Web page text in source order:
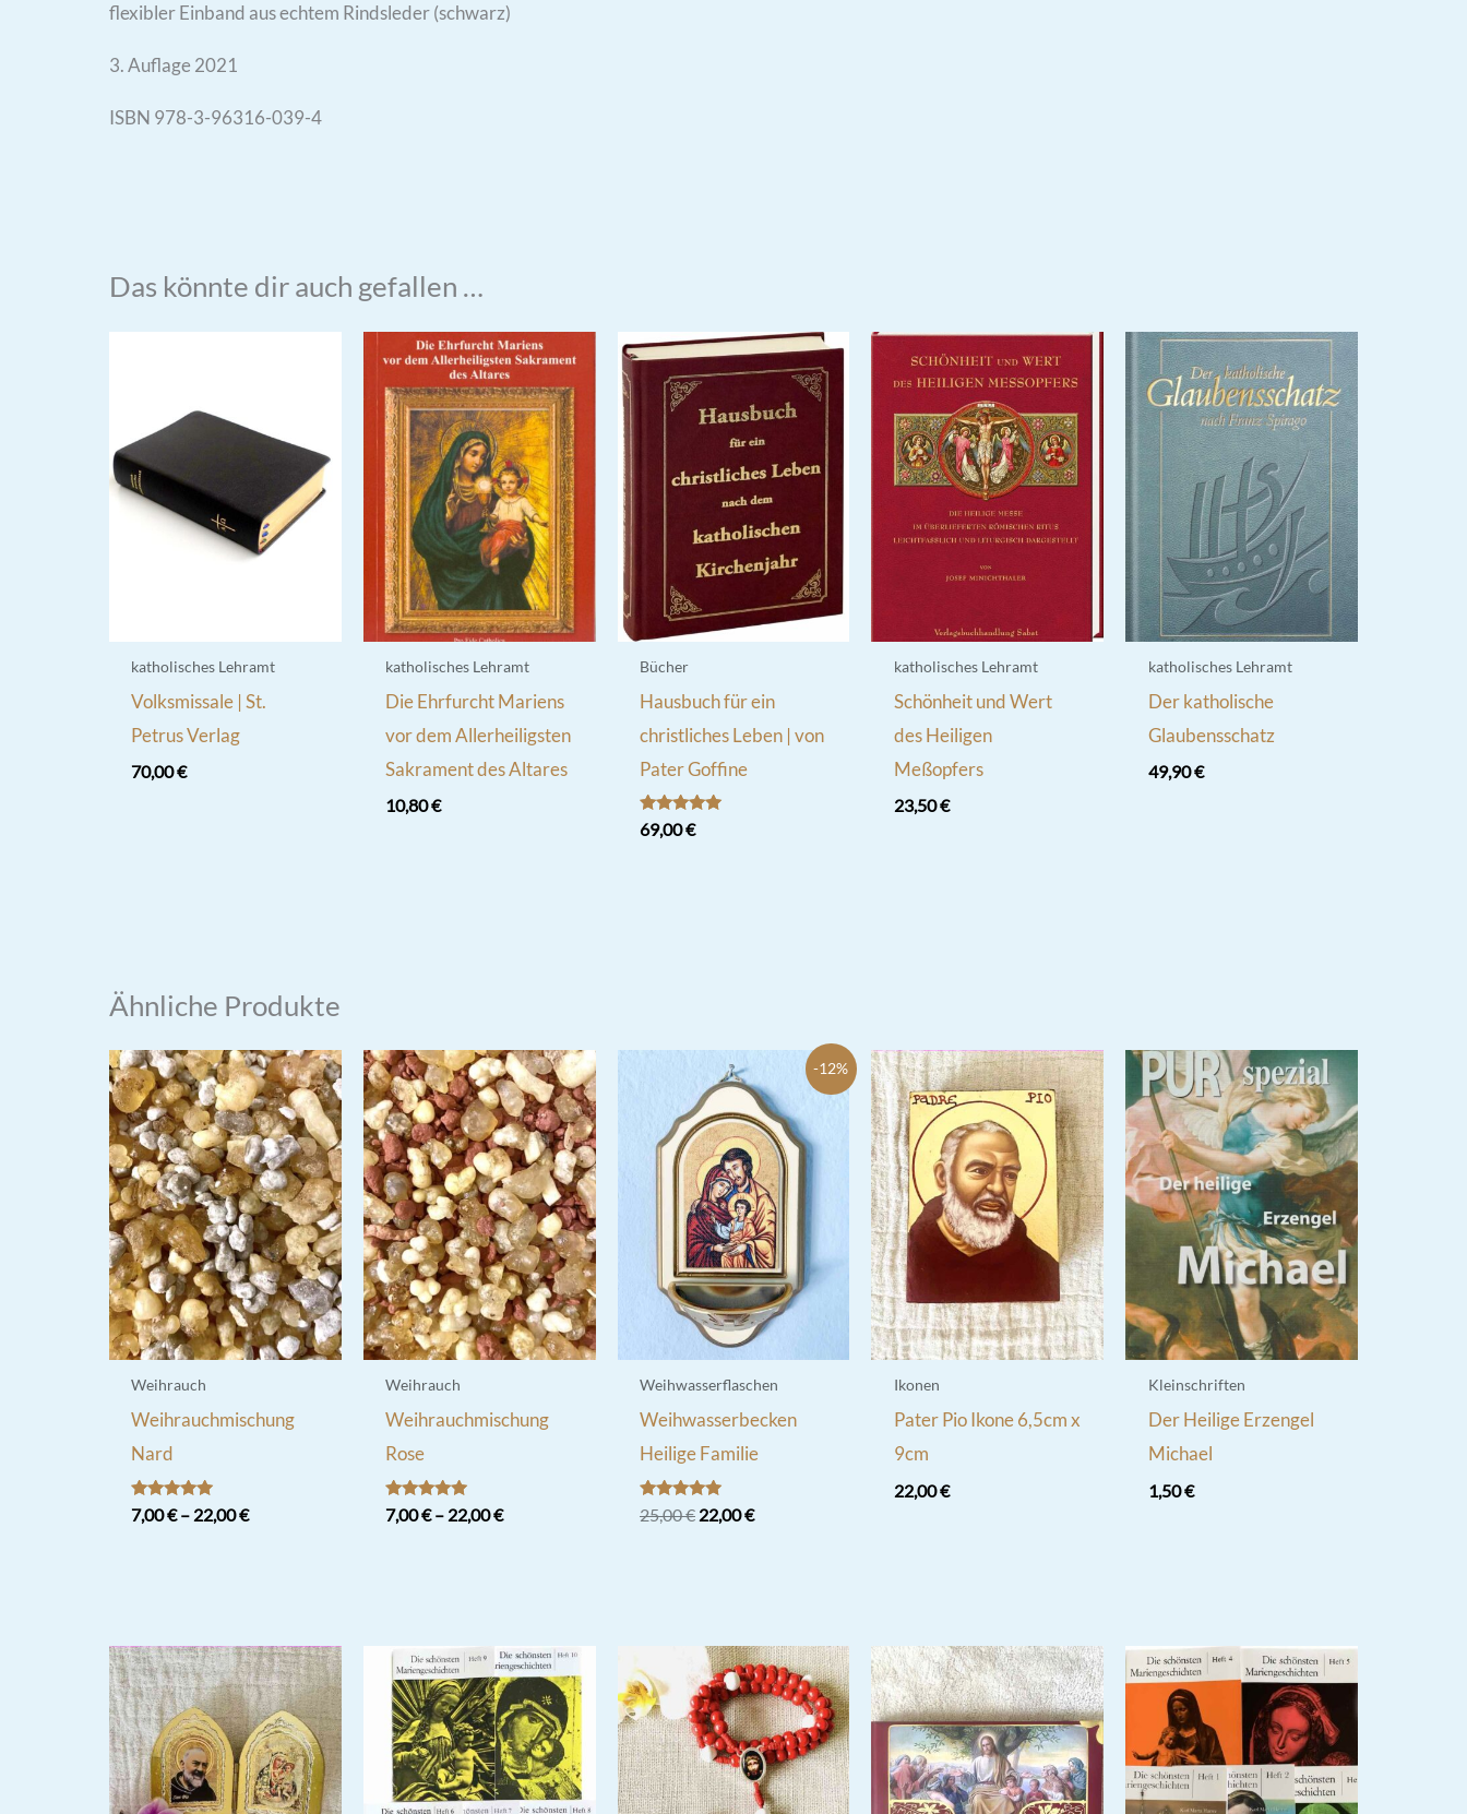
flexibler Einband aus echtem Rindsleder (schwarz)
3. Auflage 2021
ISBN 978-3-96316-039-4
Das könnte dir auch gefallen …
katholisches Lehramt
Volksmissale | St.
Petrus Verlag
70,00€
katholisches Lehramt
Die Ehrfurcht Mariens
vor dem Allerheiligsten
Sakrament des Altares
10,80€
Bücher
Hausbuch für ein
christliches Leben | von
Pater Goffine
Bewertet
mit
69,00€
katholisches Lehramt
Schönheit und Wert
des Heiligen
Meßopfers
23,50€
katholisches Lehramt
Der katholische
Glaubensschatz
49,90€
Ähnliche Produkte
Weihrauch
Weihrauchmischung
Nard
Bewertet
mit
7,00€– 22,00€
mehrere
Varianten
auf.
Die
Optionen
Weihrauch
Weihrauchmischung
Rose
Bewertet
mit
7,00€– 22,00€
mehrere
Varianten
auf.
Die
Optionen
-12%
Weihwasserflaschen
Weihwasserbecken
Heilige Familie
Bewertet
mit
25,00€ Ursprünglicher
22,00€Aktueller
Ikonen
Pater Pio Ikone 6,5cm x
9cm
22,00€
Kleinschriften
Der Heilige Erzengel
Michael
1,50€